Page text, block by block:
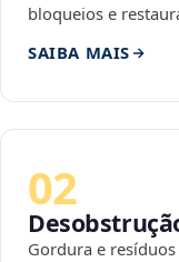
bloqueios e
SAIBA MAIS
02
Gordura e